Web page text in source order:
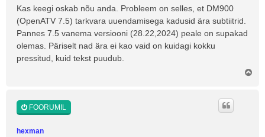
s
t
t
u
s
Kas keegi oskab nõu anda. Probleem on selles, et DM900
(OpenATV 7.5) tarkvara uuendamisega kadusid ära subtiitrid.
Pannes 7.5 vanema versiooni (28.22,2024) peale on supakad
olemas. Päriselt nad ära ei kao vaid on kuidagi kokku
pressitud, kuid tekst puudub.
FOORUMIL
hexman